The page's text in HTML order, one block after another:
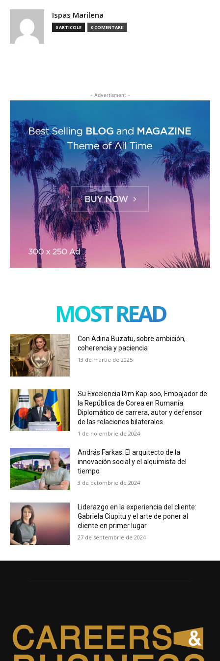
Ispas Marilena
0 ARTICOLE 0 COMENTARII
- Advertisment -
MOST READ
Con Adina Buzatu, sobre ambición,
coherencia y paciencia
13 de martie de 2025
Su Excelencia Rim Kap-soo, Embajador de
la República de Corea en Rumanía:
Diplomático de carrera, autor y defensor
de las relaciones bilaterales
1 de noiembrie de 2024
András Farkas: El arquitecto de la
innovación social y el alquimista del
tiempo
3 de octombrie de 2024
Liderazgo en la experiencia del cliente:
Gabriela Ciupitu y el arte de poner al
cliente en primer lugar
27 de septembrie de 2024